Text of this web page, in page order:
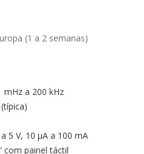
(1 a 2 semanas)
mHz a 200 kHz
5 V, 10 μA a 100 mA
com painel táctil